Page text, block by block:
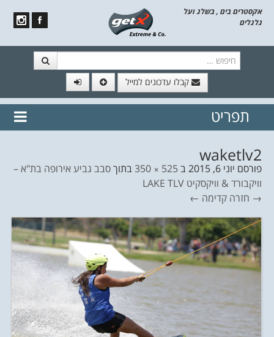
אקסטרים בים , בשלג ועל
גלגלים
קבלו עדכונים למייל
// הצטרף לרשימת תפוצה!
נשמח
תפריט
waketlv2
פורסם יוני 6, 2015 ב525 × 350 בתוךסבב גביע אירופה בת"א –
וויקבורד & וויקסקיט LAKE TLV
→ חזרה קדימה ←